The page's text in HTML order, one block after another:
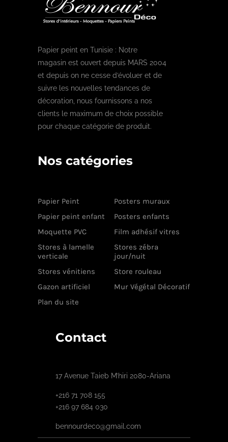
Papier peint en Tunisie : Notre
magasin est ouvert depuis MARS 2004
et depuis on ne cesse d’évoluer et de
suivre les nouvelles tendances de
décoration, nous fournissons a nos
clients le maximum de choix possible
pour chaque catégorie de produit.
Nos catégories
Papier Peint
Posters muraux
Papier peint enfant
Posters enfants
Moquette PVC
Film adhésif vitres
Stores à lamelle
verticale
Stores zébra
jour/nuit
Stores vénitiens
Store rouleau
Gazon artificiel
Mur Végétal Décoratif
Plan du site
Contact
17 Avenue Taieb M’hiri 2080-Ariana
+216 71 708 155
+216 97 684 030
bennourdeco@gmail.com